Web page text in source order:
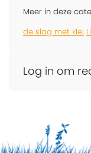
Meer in deze
de slag met klei
Log in om